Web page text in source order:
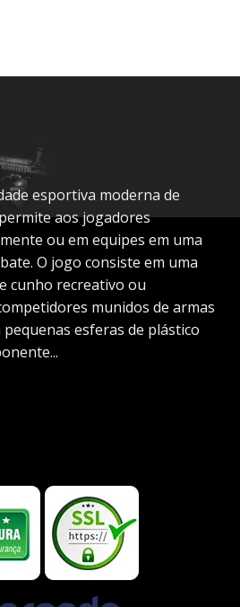
esportiva moderna de
aos jogadores
ou em equipes em uma
O jogo consiste em uma
cunho recreativo ou
munidos de armas
esferas de plástico